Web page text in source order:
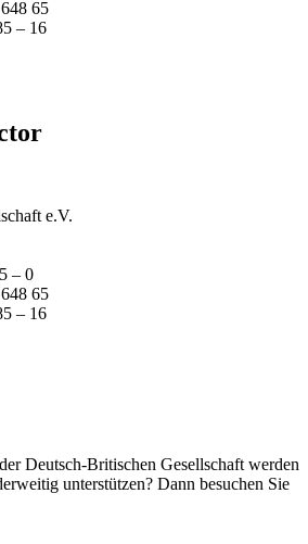
65
– 16
e.V.
– 0
65
– 16
Deutsch-Britischen Gesellschaft werden
unterstützen? Dann besuchen Sie